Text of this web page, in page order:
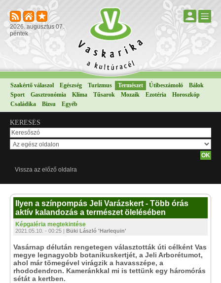
2026. augusztus 07.
péntek
Szakértő válaszol Egészség Turizmus Természet Útibeszámoló
Bálok
Sport
Gasztronómia Klíma Tűsarok Mozaik Ezotéria
Horoszkóp
Családika
Bizsu Egyéb
KERESÉS
Vissza az előző oldalra
Ilyen a színpompás Jeli Varázskert - Több órás
aktív kalandozás a természet ölelésében
Képgaléria megtekintése
2021.05.10. - 00:25 | Büki László 'Harlequin'
Vasárnap délután rengetegen választották úti célként Vas
megye legnagyobb botanikuskertjét, a Jeli Arborétumot,
ahol már tömegével virágzik a havasszépe, a
rhododendron. Kameránkkal mi is tettünk egy háromórás
sétát a kertben.